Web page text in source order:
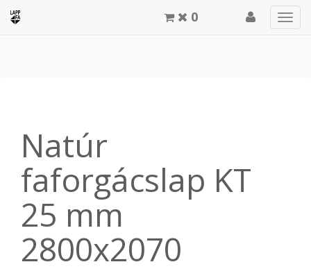
0
Natúr
faforgácslap KT
25 mm
2800x2070